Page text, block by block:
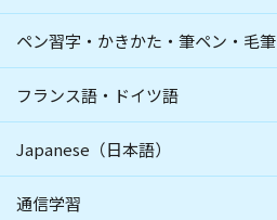
ペン習字・かきかた・筆ペン・毛筆
フランス語・ドイツ語
Japanese（日本語）
通信学習